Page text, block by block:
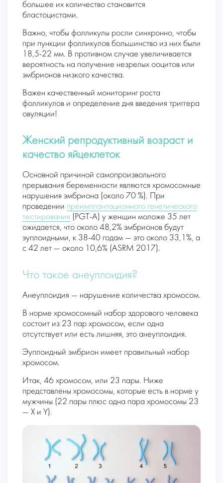
большее их количество становится
бластоцистами.
Важно, чтобы фолликулы росли синхронно, чтобы
при пункции фолликулов большинство из них были
18,5-22 мм. В противном случае увеличивается
вероятность на получение незрелых ооцитов или
эмбрионов низкого качества.
Важен качественный мониторинг роста
фолликулов и определение дня введения триггера
овуляции!
Женский репродуктивный возраст и
качество яйцеклеток
Основной причиной самопроизвольного
прерывания беременности являются хромосомные
нарушения эмбриона (около 70 %). При
проведении преимплантационного генетического
тестирования (PGT-A) у женщин моложе 35 лет
ожидается, что около 48,2% эмбрионов будут
эуплоидными, к 38-40 годам — это около 33,1%, а
с 42 лет — около 10,6% (АSRM 2017).
Что такое анеуплоидия?
Анеуплоидия — нарушение количества хромосом.
В норме хромосомный набор здорового человека
состоит из 23 пар хромосом, если одна
отсутствует или есть лишняя, это анеуплоидия.
Эуплоидный эмбрион имеет правильный набор
хромосом.
Итак, 46 хромосом, или 23 пары. Ниже
представлены хромосомы, которые есть в норме у
мужчины (22 пары плюс одна пара хромосомы 23
— X и Y).